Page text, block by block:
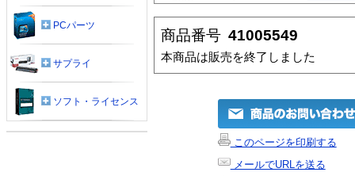
商品番号 41005549
本商品は販売を終了しました
このページを印刷する
メールでURLを送る
PCパーツ
サプライ
ソフト・ライセンス